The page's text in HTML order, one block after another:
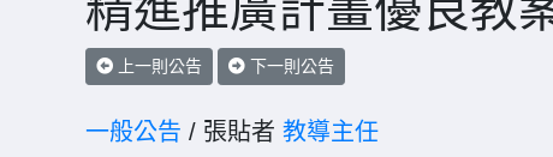
上一則公告 下一則公告
一般公告 / 張貼者 教導主任